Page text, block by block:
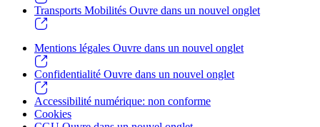
Transports Mobilités Ouvre dans un nouvel onglet
Mentions légales Ouvre dans un nouvel onglet
Confidentialité Ouvre dans un nouvel onglet
Accessibilité numérique: non conforme
Cookies